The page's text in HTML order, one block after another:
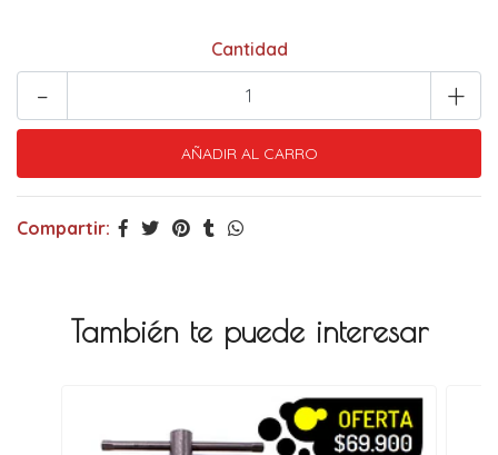
Cantidad
+
-
Compartir:
También te puede interesar